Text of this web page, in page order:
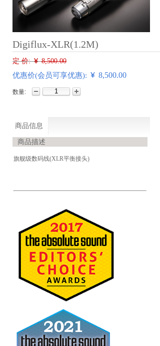
Digiflux-XLR(1.2M)
定 价: ￥8,500.00
优惠价(会员可享优惠): ￥ 8,500.00
数量:
商品信息
商品描述
旗舰级数码线(XLR平衡接头)